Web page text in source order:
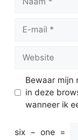
mail
Bewaar mijn
in deze
wanneer ik
six − one =